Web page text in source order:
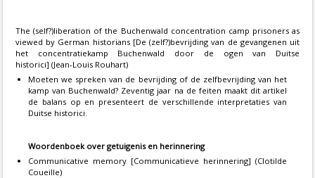
The (self?)liberation of the Buchenwald concentration camp prisoners as
viewed by German historians [De (zelf?)bevrijding van de gevangenen uit
het concentratiekamp Buchenwald door de ogen van Duitse
historici] (Jean-Louis Rouhart)
Moeten we spreken van de bevrijding of de zelfbevrijding van het
kamp van Buchenwald? Zeventig jaar na de feiten maakt dit artikel
de balans op en presenteert de verschillende interpretaties van
Duitse historici.
Woordenboek over getuigenis en herinnering
Communicative memory [Communicatieve herinnering] (Clotilde
Coueille)